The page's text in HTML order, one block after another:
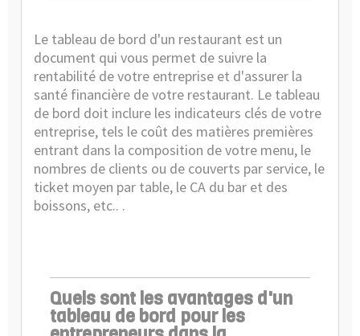
Le tableau de bord d'un restaurant est un
document qui vous permet de suivre la
rentabilité de votre entreprise et d'assurer la
santé financière de votre restaurant. Le tableau
de bord doit inclure les indicateurs clés de votre
entreprise, tels le coût des matières premières
entrant dans la composition de votre menu, le
nombres de clients ou de couverts par service, le
ticket moyen par table, le CA du bar et des
boissons, etc.. .
Quels sont les avantages d'un
tableau de bord pour les